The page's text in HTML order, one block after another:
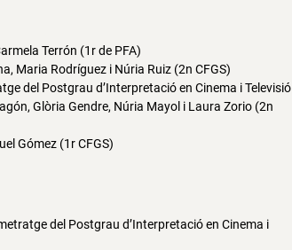
Terrón (1r de PFA)
Maria Rodríguez i Núria Ruiz (2n CFGS)
del Postgrau d’Interpretació en Cinema i Televisió
Glòria Gendre, Núria Mayol i Laura Zorio (2n
Gómez (1r CFGS)
del Postgrau d’Interpretació en Cinema i